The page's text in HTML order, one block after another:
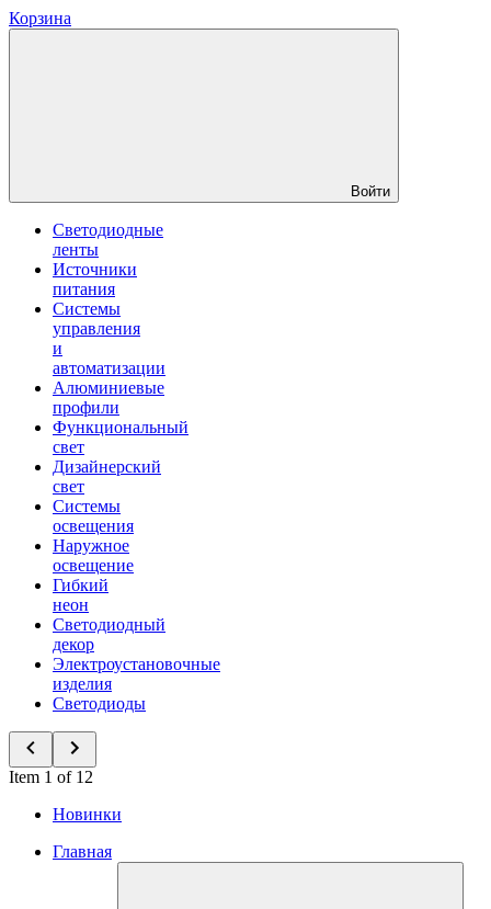
Корзина
Войти
Светодиодные
ленты
Источники
питания
Системы
управления
и
автоматизации
Алюминиевые
профили
Функциональный
свет
Дизайнерский
свет
Системы
освещения
Наружное
освещение
Гибкий
неон
Светодиодный
декор
Электроустановочные
изделия
Светодиоды
Item 1 of 12
Новинки
Главная